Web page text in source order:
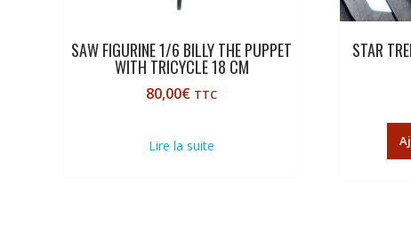
SAW FIGURINE 1/6 BILLY THE PUPPET
WITH TRICYCLE 18 CM
80,00€ TTC
Lire la suite
STAR